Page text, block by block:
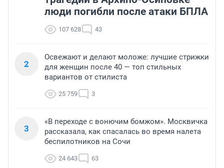
люди погибли после атаки БПЛА
107 628 43
2
Освежают и делают моложе: лучшие стрижки
для женщин после 40 — топ стильных
вариантов от стилиста
25 759 3
3
«В переходе с вонючим бомжом». Москвичка
рассказала, как спасалась во время налета
беспилотников на Сочи
24 643 63